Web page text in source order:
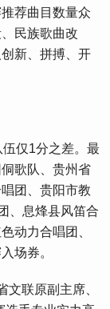
荐曲目数量众
民族歌曲改
新、拼搏、开
仅1分之差。最
歌队、贵州省
团、贵阳市教
、息烽县风笛合
动力合唱团、
场券。
联原副主席、